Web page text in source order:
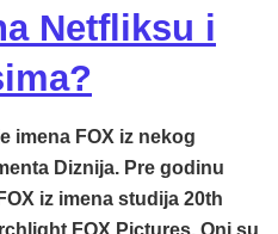
Netfliksu i
imena FOX iz nekog
Diznija. Pre godinu
iz imena studija 20th